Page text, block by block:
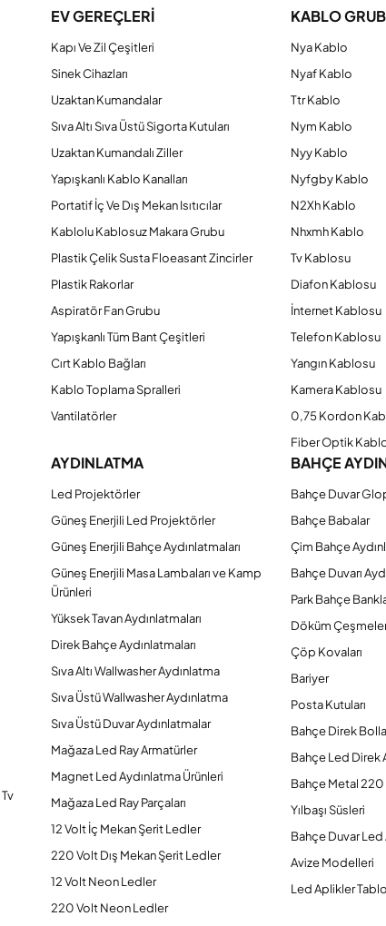
Bu ürüne ilk yorumu siz yapın!
Gönder
EV GEREÇLERİ
Kapı Ve Zil Çeşitleri
Sinek Cihazları
Uzaktan Kumandalar
Sıva Altı Sıva Üstü Sigorta Kutuları
Uzaktan Kumandalı Ziller
Yapışkanlı Kablo Kanalları
Portatif İç Ve Dış Mekan Isıtıcılar
Kablolu Kablosuz Makara Grubu
Plastik Çelik Susta Floeasant Zincirler
Plastik Rakorlar
Aspiratör Fan Grubu
Yapışkanlı Tüm Bant Çeşitleri
Cırt Kablo Bağları
Kablo Toplama Spralleri
Vantilatörler
KABLO
Nya Kablo
Nyaf Kablo
Ttr Kablo
Nym Kablo
Nyy Kablo
Nyfgby Kablo
N2Xh Kablo
Nhxmh Kablo
Tv Kablosu
Diafon Kablosu
İnternet Kablosu
Telefon Kablosu
Yangın Kablosu
Kamera Kablosu
0,75 Kordon
Fiber Optik
AYDINLATMA
Led Projektörler
Güneş Enerjili Led Projektörler
Güneş Enerjili Bahçe Aydınlatmaları
Güneş Enerjili Masa Lambaları ve Kamp
Ürünleri
Yüksek Tavan Aydınlatmaları
Direk Bahçe Aydınlatmaları
Sıva Altı Wallwasher Aydınlatma
Sıva Üstü Wallwasher Aydınlatma
Sıva Üstü Duvar Aydınlatmalar
Mağaza Led Ray Armatürler
Magnet Led Aydınlatma Ürünleri
Mağaza Led Ray Parçaları
12 Volt İç Mekan Şerit Ledler
220 Volt Dış Mekan Şerit Ledler
12 Volt Neon Ledler
220 Volt Neon Ledler
BAHÇE
Bahçe Duvar
Bahçe Babalar
Çim Bahçe
Bahçe Duvarı
Park Bahçe
Döküm
Çöp Kovaları
Bariyer
Posta Kutuları
Bahçe Direk
Bahçe Led Direk
Bahçe Metal 220
Yılbaşı Süsleri
Bahçe Duvar
Avize Modelleri
Led Aplikler